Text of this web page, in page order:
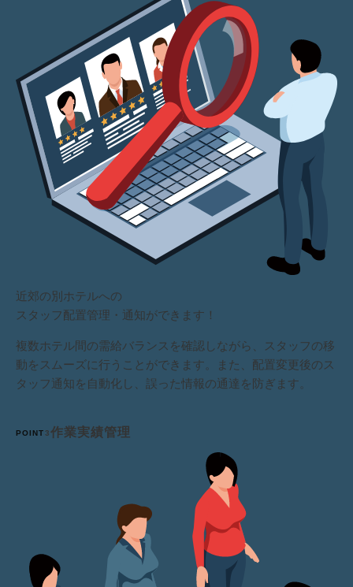
近郊の別ホテルへの
スタッフ配置管理・通知ができます！
複数ホテル間の需給バランスを確認しながら、スタッフの移
動をスムーズに行うことができます。また、配置変更後のス
タッフ通知を自動化し、誤った情報の通達を防ぎます。
POINT3作業実績管理